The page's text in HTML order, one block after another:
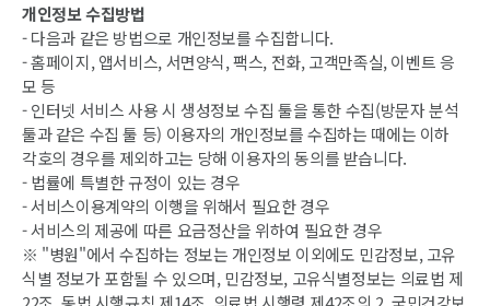
개인정보 수집방법
- 다음과 같은 방법으로 개인정보를 수집합니다.
- 홈페이지, 앱서비스, 서면양식, 팩스, 전화, 고객만족실, 이벤트 응
모 등
- 인터넷 서비스 사용 시 생성정보 수집 툴을 통한 수집(방문자 분석
툴과 같은 수집 툴 등) 이용자의 개인정보를 수집하는 때에는 이하
각호의 경우를 제외하고는 당해 이용자의 동의를 받습니다.
- 법률에 특별한 규정이 있는 경우
- 서비스이용계약의 이행을 위해서 필요한 경우
- 서비스의 제공에 따른 요금정산을 위하여 필요한 경우
※ "병원"에서 수집하는 정보는 개인정보 이외에도 민감정보, 고유
식별 정보가 포함될 수 있으며, 민감정보, 고유식별정보는 의료법 제